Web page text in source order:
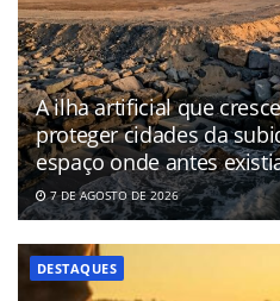
A ilha artificial que
proteger cidades da
espaço onde antes
7 DE AGOSTO DE 2026
DESTAQUES